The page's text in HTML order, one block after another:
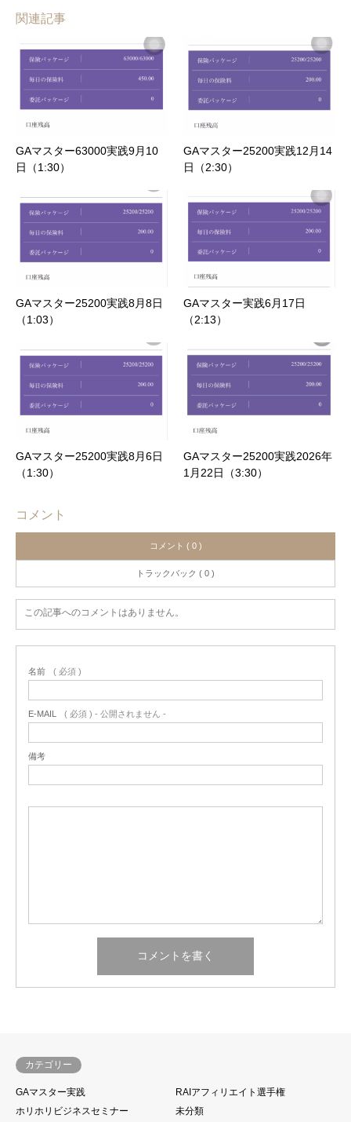
関連記事
GAマスター63000実践9月10
日（1:30）
GAマスター25200実践12月14
日（2:30）
GAマスター25200実践8月8日
（1:03）
GAマスター実践6月17日
（2:13）
GAマスター25200実践8月6日
（1:30）
GAマスター25200実践2026年
1月22日（3:30）
コメント
コメント ( 0 )
トラックバック ( 0 )
この記事へのコメントはありません。
名前 ( 必須 )
E-MAIL ( 必須 ) - 公開されません -
備考
カテゴリー
GAマスター実践
RAIアフィリエイト選手権
ホリホリビジネスセミナー
未分類